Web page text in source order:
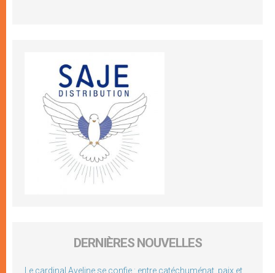
DERNIÈRES NOUVELLES
Le cardinal Aveline se confie : entre catéchuménat, paix et